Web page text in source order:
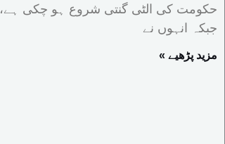
حکومت کی الٹی گنتی شروع ہو چکی ہے،
جبکہ انہوں نے
« مزید پڑھیے